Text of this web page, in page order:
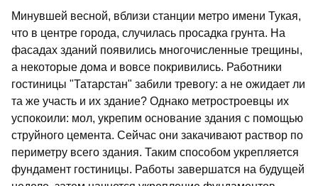
Минувшей весной, вблизи станции метро имени Тукая,
что в центре города, случилась просадка грунта. На
фасадах зданий появились многочисленные трещины,
а некоторые дома и вовсе покривились. Работники
гостиницы "Татарстан" забили тревогу: а не ожидает ли
та же участь и их здание? Однако метростроевцы их
успокоили: мол, укрепим основание здания с помощью
струйного цемента. Сейчас они закачивают раствор по
периметру всего здания. Таким способом укрепляется
фундамент гостиницы. Работы завершатся на будущей